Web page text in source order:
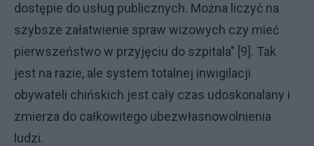
dostępie do usług publicznych. Można liczyć na
szybsze załatwienie spraw wizowych czy mieć
pierwszeństwo w przyjęciu do szpitala" [9]. Tak
jest na razie, ale system totalnej inwigilacji
obywateli chińskich jest cały czas udoskonalany i
zmierza do całkowitego ubezwłasnowolnienia
ludzi.